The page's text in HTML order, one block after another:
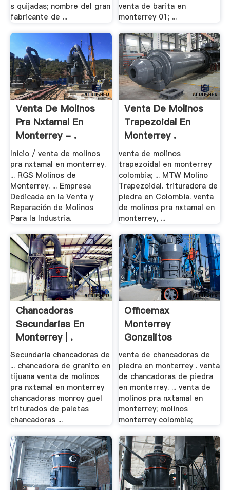
s quijadas; nombre del gran
fabricante de ...
venta de barita en
monterrey 01; ...
Venta De Molinos
Pra Nxtamal En
Monterrey - .
Inicio / venta de molinos
pra nxtamal en monterrey.
... RGS Molinos de
Monterrey. ... Empresa
Dedicada en la Venta y
Reparación de Molinos
Para la Industria.
Venta De Molinos
Trapezoidal En
Monterrey .
venta de molinos
trapezoidal en monterrey
colombia; ... MTW Molino
Trapezoidal. trituradora de
piedra en Colombia. venta
de molinos pra nxtamal en
monterrey, ...
Chancadoras
Secundarias En
Monterrey | .
Secundaria chancadoras de
... chancadora de granito en
tijuana venta de molinos
pra nxtamal en monterrey
chancadoras monroy guel
triturados de paletas
chancadoras ...
Officemax
Monterrey
Gonzalitos
Trituradoras De .
venta de chancadoras de
piedra en monterrey . venta
de chancadoras de piedra
en monterrey. ... venta de
molinos pra nxtamal en
monterrey; molinos
monterrey colombia;